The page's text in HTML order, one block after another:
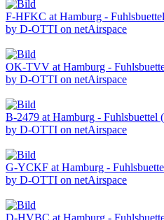
F-HFKC at Hamburg -
by D-OTTI on netAirspace
OK-TVV at Hamburg -
by D-OTTI on netAirspace
B-2479 at Hamburg - Fuhlsbuettel
by D-OTTI on netAirspace
G-YCKF at Hamburg -
by D-OTTI on netAirspace